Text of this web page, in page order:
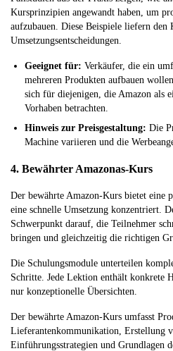
Kursprinzipien angewandt haben, um
aufzubauen. Diese Beispiele liefern den
Umsetzungsentscheidungen.
Geeignet für: Verkäufer, die ein
mehreren Produkten aufbauen
sich für diejenigen, die Amazon als
Vorhaben betrachten.
Hinweis zur Preisgestaltung: Die
Machine variieren und die
4. Bewährter Amazonas-Kurs
Der bewährte Amazon-Kurs bietet eine
eine schnelle Umsetzung konzentriert.
Schwerpunkt darauf, die Teilnehmer
bringen und gleichzeitig die richtigen
Die Schulungsmodule unterteilen
Schritte. Jede Lektion enthält konkrete
nur konzeptionelle Übersichten.
Der bewährte Amazon-Kurs umfasst
Lieferantenkommunikation, Erstellung
Einführungsstrategien und Grundlagen